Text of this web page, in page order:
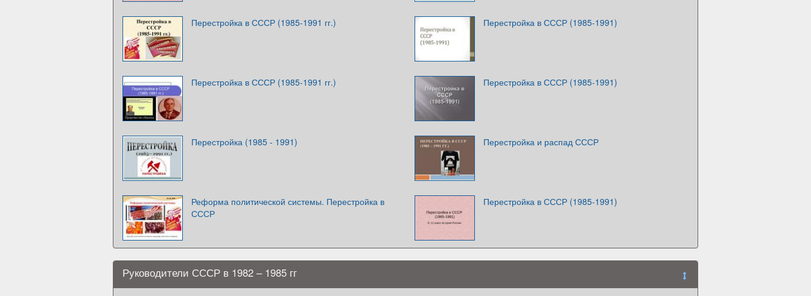
Перестройка в СССР (1985-1991 гг.) Перестройка в СССР (1985-1991)
Перестройка в СССР (1985-1991 гг.) Перестройка в СССР (1985-1991)
Перестройка (1985 - 1991) Перестройка и распад СССР
Реформа политической системы. Перестройка в
СССР
Перестройка в СССР (1985-1991)
Руководители СССР в 1982 – 1985 гг